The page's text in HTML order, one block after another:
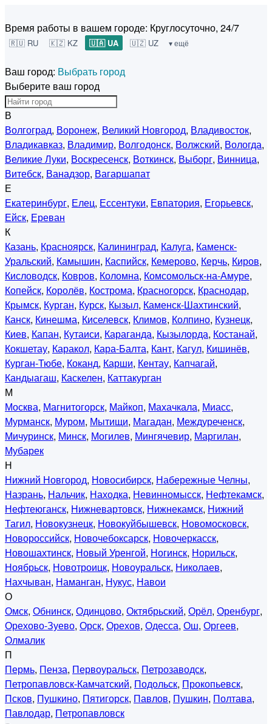
Время работы в вашем городе: Круглосуточно, 24/7
🇷🇺 RU 🇰🇿 KZ 🇺🇦 UA 🇺🇿 UZ ▾ ещё
Ваш город: Выбрать город
Выберите ваш город
В
Волгоград, Воронеж, Великий Новгород, Владивосток,
Владикавказ, Владимир, Волгодонск, Волжский, Вологда,
Великие Луки, Воскресенск, Воткинск, Выборг, Винница,
Витебск, Ванадзор, Вагаршапат
Е
Екатеринбург, Елец, Ессентуки, Евпатория, Егорьевск,
Ейск, Ереван
К
Казань, Красноярск, Калининград, Калуга, Каменск-
Уральский, Камышин, Каспийск, Кемерово, Керчь, Киров,
Кисловодск, Ковров, Коломна, Комсомольск-на-Амуре,
Копейск, Королёв, Кострома, Красногорск, Краснодар,
Крымск, Курган, Курск, Кызыл, Каменск-Шахтинский,
Канск, Кинешма, Киселевск, Климов, Колпино, Кузнецк,
Киев, Капан, Кутаиси, Караганда, Кызылорда, Костанай,
Кокшетау, Каракол, Кара-Балта, Кант, Кагул, Кишинёв,
Курган-Тюбе, Коканд, Карши, Кентау, Капчагай,
Кандыагаш, Каскелен, Каттакурган
М
Москва, Магнитогорск, Майкоп, Махачкала, Миасс,
Мурманск, Муром, Мытищи, Магадан, Междуреченск,
Мичуринск, Минск, Могилев, Мингячевир, Маргилан,
Мубарек
Н
Нижний Новгород, Новосибирск, Набережные Челны,
Назрань, Нальчик, Находка, Невинномысск, Нефтекамск,
Нефтеюганск, Нижневартовск, Нижнекамск, Нижний
Тагил, Новокузнецк, Новокуйбышевск, Новомосковск,
Новороссийск, Новочебоксарск, Новочеркасск,
Новошахтинск, Новый Уренгой, Ногинск, Норильск,
Ноябрьск, Новотроицк, Новоуральск, Николаев,
Нахчыван, Наманган, Нукус, Навои
О
Омск, Обнинск, Одинцово, Октябрьский, Орёл, Оренбург,
Орехово-Зуево, Орск, Орехов, Одесса, Ош, Оргеев,
Олмалик
П
Пермь, Пенза, Первоуральск, Петрозаводск,
Петропавловск-Камчатский, Подольск, Прокопьевск,
Псков, Пушкино, Пятигорск, Павлов, Пушкин, Полтава,
Павлодар, Петропавловск